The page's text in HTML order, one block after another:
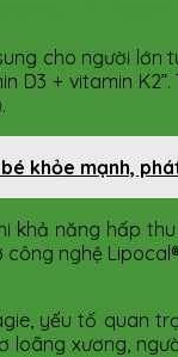
cho người
D3 + vitamin
khỏe mạnh,
khả năng hấp
nghệ
yếu tố quan
xương,